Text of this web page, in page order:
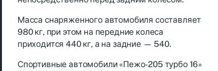
Масса снаряженного автомобиля составляет
980 кг, при этом на передние колеса
приходится 440 кг, а на задние — 540.
Спортивные автомобили «Пежо-205 турбо 16»